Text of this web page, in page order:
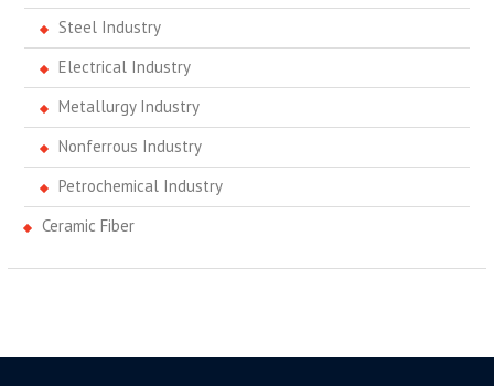
Steel Industry
Electrical Industry
Metallurgy Industry
Nonferrous Industry
Petrochemical Industry
Ceramic Fiber